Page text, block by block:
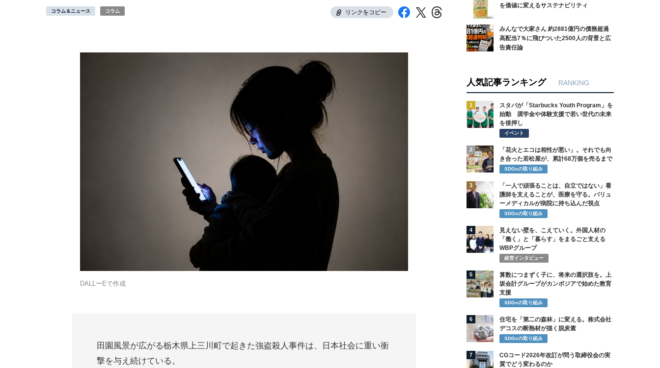
コラム＆ニュース コラム リンクをコピー
DALLーEで作成
田園風景が広がる栃木県上三川町で起きた強盗殺人事件は、日本社会に重い衝
撃を与え続けている。
を価値に変えるサステナビリティ
みんなで大家さん 約2881億円の債務超過
高配当7％に飛びついた2500人の背景と広
告責任論
人気記事ランキング RANKING
1
スタバが「Starbucks Youth Program」を
始動 奨学金や体験支援で若い世代の未来
を後押し
イベント
2
「花火とエコは相性が悪い」。それでも向
き合った若松屋が、累計68万個を売るまで
SDGsの取り組み
3
「一人で頑張ることは、自立ではない」看
護師を支えることが、医療を守る。バリュ
ーメディカルが病院に持ち込んだ視点
SDGsの取り組み
4
見えない壁を、こえていく。外国人材の
「働く」と「暮らす」をまるごと支える
WBPグループ
経営インタビュー
5
算数につまずく子に、将来の選択肢を。上
坂会計グループがカンボジアで始めた教育
支援
SDGsの取り組み
6
住宅を「第二の森林」に変える。株式会社
デコスの断熱材が描く脱炭素
SDGsの取り組み
7
CGコード2026年改訂が問う取締役会の実
質でどう変わるのか